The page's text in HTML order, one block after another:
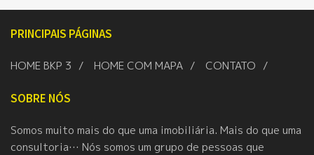
PRINCIPAIS PÁGINAS
HOME BKP 3 HOME COM MAPA CONTATO
SOBRE NÓS
Somos muito mais do que uma imobiliária. Mais do que uma
consultoria… Nós somos um grupo de pessoas que